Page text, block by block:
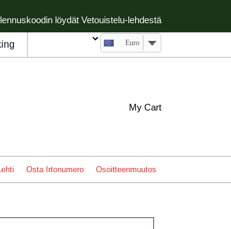
löydät Vetouistelu-lehdestä
Euro
My Cartshopping
Osta Irtonumero Osoitteenmuutos